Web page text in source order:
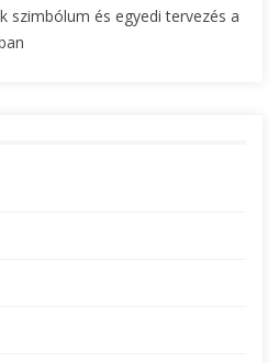
szimbólum és egyedi tervezés a